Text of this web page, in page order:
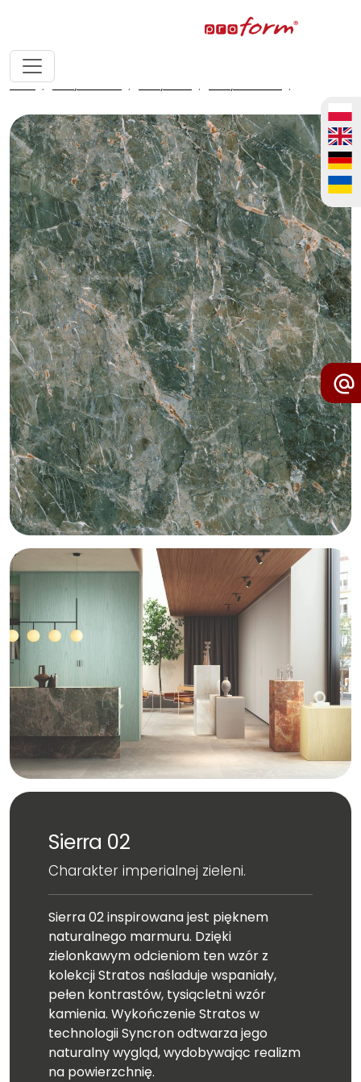
home fronty meblowe
Sierra 02
Charakter imperialnej zieleni.
Sierra 02 inspirowana jest pięknem
naturalnego marmuru. Dzięki
zielonkawym odcieniom ten wzór z
kolekcji Stratos naśladuje wspaniały,
pełen kontrastów, tysiącletni wzór
kamienia. Wykończenie Stratos w
technologii Syncron odtwarza jego
naturalny wygląd, wydobywając realizm
na powierzchnię.